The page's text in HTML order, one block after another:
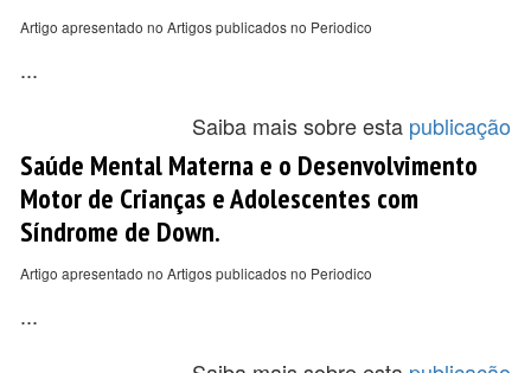
Artigo apresentado no Artigos publicados no Periodico
...
Saiba mais sobre esta publicação
Saúde Mental Materna e o Desenvolvimento
Motor de Crianças e Adolescentes com
Síndrome de Down.
Artigo apresentado no Artigos publicados no Periodico
...